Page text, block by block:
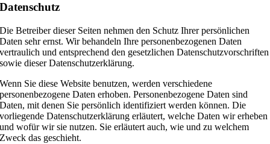
Datenschutz
Die Betreiber dieser Seiten nehmen den Schutz Ihrer persönlichen
Daten sehr ernst. Wir behandeln Ihre personenbezogenen Daten
vertraulich und entsprechend den gesetzlichen Datenschutzvorschriften
sowie dieser Datenschutzerklärung.
Wenn Sie diese Website benutzen, werden verschiedene
personenbezogene Daten erhoben. Personenbezogene Daten sind
Daten, mit denen Sie persönlich identifiziert werden können. Die
vorliegende Datenschutzerklärung erläutert, welche Daten wir erheben
und wofür wir sie nutzen. Sie erläutert auch, wie und zu welchem
Zweck das geschieht.